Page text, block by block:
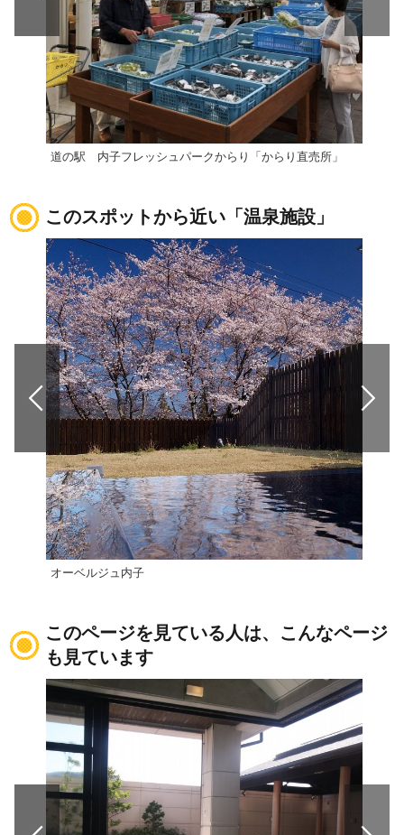
道の駅 内子フレッシュパークからり「からり直売所」
このスポットから近い「温泉施設」
オーベルジュ内子
このページを見ている人は、こんなページ
も見ています